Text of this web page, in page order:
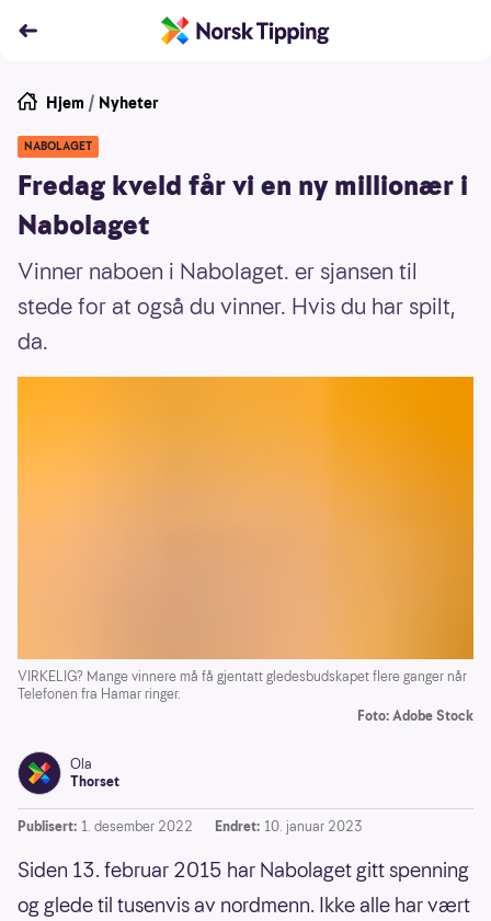
Hjem / Nyheter
NABOLAGET
Fredag kveld får vi en ny millionær i
Nabolaget
Vinner naboen i Nabolaget. er sjansen til
stede for at også du vinner. Hvis du har spilt,
da.
VIRKELIG? Mange vinnere må få gjentatt gledesbudskapet flere ganger når
Telefonen fra Hamar ringer.
Foto: Adobe Stock
Ola
Thorset
Publisert: 1. desember 2022 Endret: 10. januar 2023
Siden 13. februar 2015 har Nabolaget gitt spenning
og glede til tusenvis av nordmenn. Ikke alle har vært